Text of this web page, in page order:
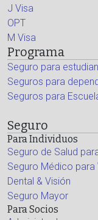
J Visa
OPT
M Visa
Programa
Seguro para
Seguros para
Seguros para
Seguro
Para Individuos
Seguro de Salud
Seguro Médico para
Dental & Visión
Seguro Mayor
Para Socios